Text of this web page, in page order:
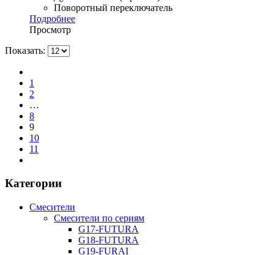
Поворотный переключатель
Подробнее
Просмотр
Показать:
1
2
…
8
9
10
11
Категории
Смесители
Смесители по сериям
G17-FUTURA
G18-FUTURA
G19-FURAI